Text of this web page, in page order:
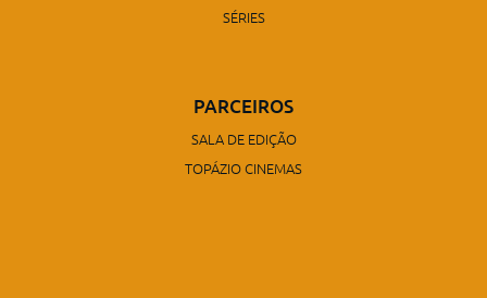
SÉRIES
PARCEIROS
SALA DE EDIÇÃO
TOPÁZIO CINEMAS